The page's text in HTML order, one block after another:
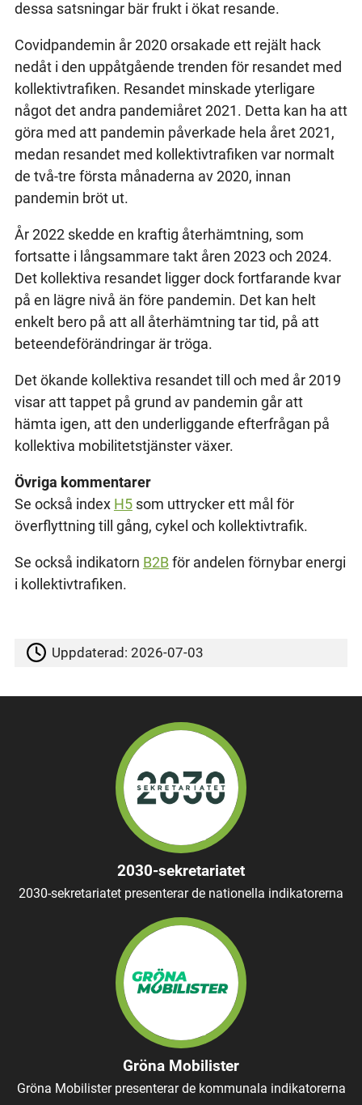
dessa satsningar bär frukt i ökat resande.
Covidpandemin år 2020 orsakade ett rejält hack
nedåt i den uppåtgående trenden för resandet med
kollektivtrafiken. Resandet minskade yterligare
något det andra pandemiåret 2021. Detta kan ha att
göra med att pandemin påverkade hela året 2021,
medan resandet med kollektivtrafiken var normalt
de två-tre första månaderna av 2020, innan
pandemin bröt ut.
År 2022 skedde en kraftig återhämtning, som
fortsatte i långsammare takt åren 2023 och 2024.
Det kollektiva resandet ligger dock fortfarande kvar
på en lägre nivå än före pandemin. Det kan helt
enkelt bero på att all återhämtning tar tid, på att
beteendeförändringar är tröga.
Det ökande kollektiva resandet till och med år 2019
visar att tappet på grund av pandemin går att
hämta igen, att den underliggande efterfrågan på
kollektiva mobilitetstjänster växer.
Övriga kommentarer
Se också index H5som uttrycker ett mål för
överflyttning till gång, cykel och kollektivtrafik.
Se också indikatorn B2Bför andelen förnybar energi
i kollektivtrafiken.
Uppdaterad:2026-07-03
2030-sekretariatet
2030-sekretariatet presenterar de nationella indikatorerna
Gröna Mobilister
Gröna Mobilister presenterar de kommunala indikatorerna